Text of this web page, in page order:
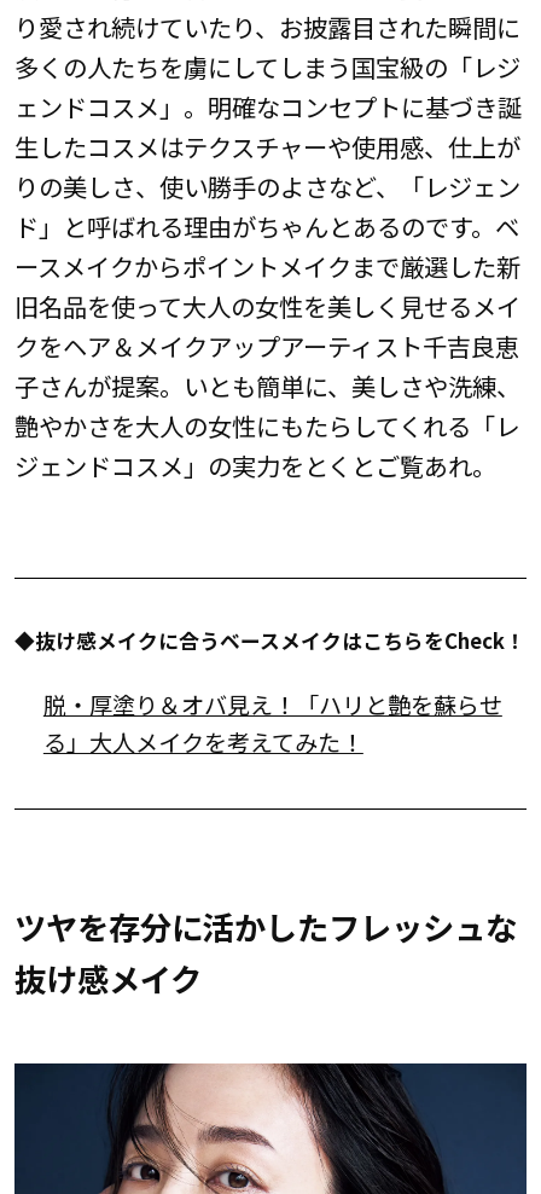
り愛され続けていたり、お披露目された瞬間に
多くの人たちを虜にしてしまう国宝級の「レジ
ェンドコスメ」。明確なコンセプトに基づき誕
生したコスメはテクスチャーや使用感、仕上が
りの美しさ、使い勝手のよさなど、「レジェン
ド」と呼ばれる理由がちゃんとあるのです。ベ
ースメイクからポイントメイクまで厳選した新
旧名品を使って大人の女性を美しく見せるメイ
クをヘア＆メイクアップアーティスト千吉良恵
子さんが提案。いとも簡単に、美しさや洗練、
艶やかさを大人の女性にもたらしてくれる「レ
ジェンドコスメ」の実力をとくとご覧あれ。
◆抜け感メイクに合うベースメイクはこちらをCheck！
脱・厚塗り＆オバ見え！「ハリと艶を蘇らせ
る」大人メイクを考えてみた！
ツヤを存分に活かしたフレッシュな
抜け感メイク